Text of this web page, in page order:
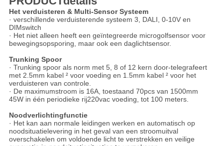
Het verduisteren & Multi-Sensor Systeem
· verschillende verduisterende systeem 3, DALI, 0-10V en
DIMswitch
· Het niet alleen heeft een geïntegreerde microgolfsensor voor
bewegingsopsporing, maar ook een daglichtsensor.
Trunking Spoor
· Trunking spoor als norm met 5, 8 of 12 kern door-telegrafeert
met 2.5mm kabel ² voor voeding en 1.5mm kabel ² voor het
verduisteren van controle.
· De maximumstroom is 16A, toestaand 70pcs van 1500mm
45W in één periodieke rij220vac voeding, tot 100 meters.
Noodverlichtingfunctie
· Het kan aan normale leidingen werken en automatisch op
noodsituatielevering in het geval van een stroomuitval
overschakelen om voldoende licht te verstrekken en veilige